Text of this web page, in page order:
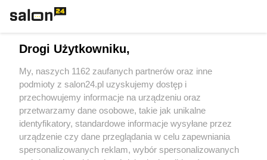
Sport
Społeczeństwo
Kultura
Drogi Użytkowniku,
My, naszych 1162 zaufanych partnerów oraz inne
podmioty z salon24.pl uzyskujemy dostęp i
przechowujemy informacje na urządzeniu oraz
przetwarzamy dane osobowe, takie jak unikalne
identyfikatory, standardowe informacje wysyłane przez
urządzenie czy dane przeglądania w celu zapewniania
spersonalizowanych reklam, wybór spersonalizowanych